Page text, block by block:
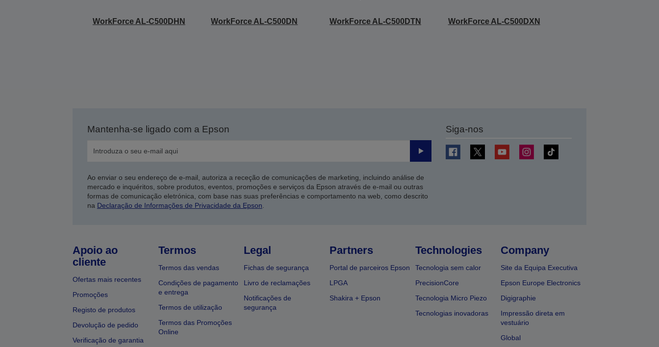
WorkForce AL-C500DHN WorkForce AL-C500DN WorkForce AL-C500DTN WorkForce AL-C500DXN
Mantenha-se ligado com a Epson
Enviar
Ao enviar o seu endereço de e-mail, autoriza a receção de comunicações de marketing, incluindo análise de
mercado e inquéritos, sobre produtos, eventos, promoções e serviços da Epson através de e-mail ou outras
formas de comunicação eletrónica, com base nas suas preferências e comportamento na web, como descrito
na Declaração de Informações de Privacidade da Epson
Siga-nos
Apoio ao
cliente
Ofertas mais recentes
Promoções
Registo de produtos
Devolução de pedido
Verificação de garantia
Termos
Termos das vendas
Condições de pagamento
e entrega
Termos de utilização
Termos das Promoções
Online
Legal
Fichas de segurança
Livro de reclamações
Notificações de
segurança
Partners
Portal de parceiros Epson
LPGA
Shakira + Epson
Technologies
Tecnologia sem calor
PrecisionCore
Tecnologia Micro Piezo
Tecnologias inovadoras
Company
Site da Equipa Executiva
Epson Europe Electronics
Digigraphie
Impressão direta em
vestuário
Global